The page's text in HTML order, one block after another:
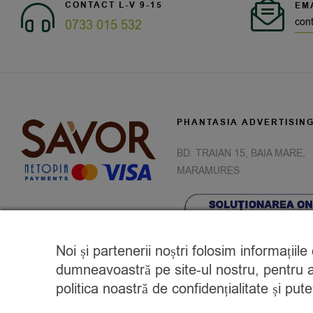
CONTACT L-V 9-15
0733 015 532
PHANTASIA
BD. TRAIAN 15, BAIA MARE,
MARAMURES
Noi și partenerii noștri folosim
dumneavoastră pe site-ul nostru,
politica noastră de confidențialitate și